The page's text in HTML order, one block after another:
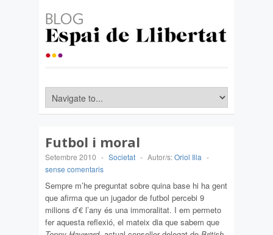
Futbol i moral
Setembre 2010 - Societat - Autor/s:Oriol Illa -
sense comentaris
Sempre m’he preguntat sobre quina base hi ha gent
que afirma que un jugador de futbol percebi 9
milions d’€ l’any és una immoralitat. I em permeto
fer aquesta reflexió, el mateix dia que sabem que